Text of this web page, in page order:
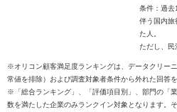
条件：過去
伴う国内旅
た人。
ただし、民
※オリコン顧客満足度ランキングは、データクリー
常値を排除）および調査対象者条件から外れた回答
※「総合ランキング」、「評価項目別」、部門の「
数を満たした企業のみランクイン対象となります。